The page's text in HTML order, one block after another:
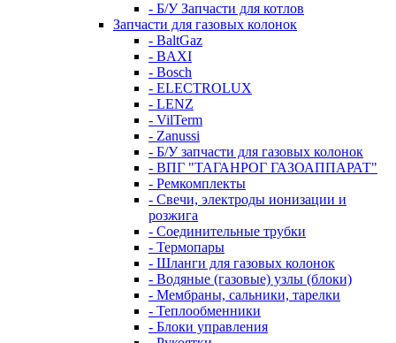
- Б/У Запчасти для котлов
Запчасти для газовых колонок
- BaltGaz
- BAXI
- Bosch
- ELECTROLUX
- LENZ
- VilTerm
- Zanussi
- Б/У запчасти для газовых колонок
- ВПГ "ТАГАНРОГ ГАЗОАППАРАТ"
- Ремкомплекты
- Свечи, электроды ионизации и
розжига
- Соединительные трубки
- Термопары
- Шланги для газовых колонок
- Водяные (газовые) узлы (блоки)
- Мембраны, сальники, тарелки
- Теплообменники
- Блоки управления